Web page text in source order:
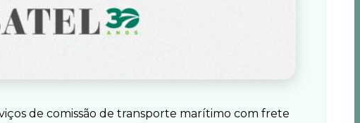
de comissão de transporte marítimo com frete